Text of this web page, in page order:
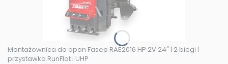
Montażownica do opon Fasep RAE2016 HP 2V 24" | 2 biegi |
przystawka RunFlat i UHP